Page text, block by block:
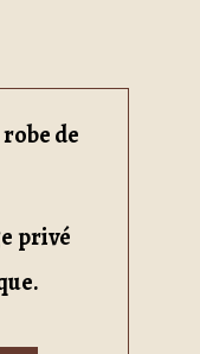
de
privé